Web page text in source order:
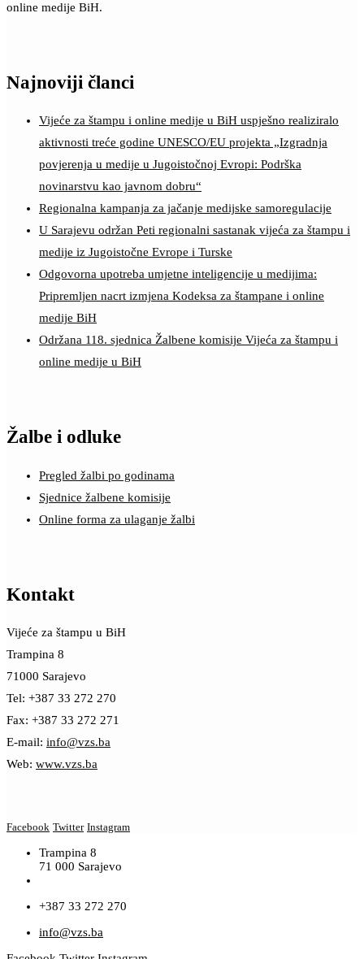
online medije BiH.
Najnoviji članci
Vijeće za štampu i online medije u BiH uspješno realiziralo
aktivnosti treće godine UNESCO/EU projekta „Izgradnja
povjerenja u medije u Jugoistočnoj Evropi: Podrška
novinarstvu kao javnom dobru“
Regionalna kampanja za jačanje medijske samoregulacije
U Sarajevu održan Peti regionalni sastanak vijeća za štampu i
medije iz Jugoistočne Evrope i Turske
Odgovorna upotreba umjetne inteligencije u medijima:
Pripremljen nacrt izmjena Kodeksa za štampane i online
medije BiH
Održana 118. sjednica Žalbene komisije Vijeća za štampu i
online medije u BiH
Žalbe i odluke
Pregled žalbi po godinama
Sjednice žalbene komisije
Online forma za ulaganje žalbi
Kontakt
Vijeće za štampu u BiH
Trampina 8
71000 Sarajevo
Tel: +387 33 272 270
Fax: +387 33 272 271
E-mail: info@vzs.ba
Web: www.vzs.ba
Facebook Twitter Instagram
Trampina 8
71 000 Sarajevo
+387 33 272 270
info@vzs.ba